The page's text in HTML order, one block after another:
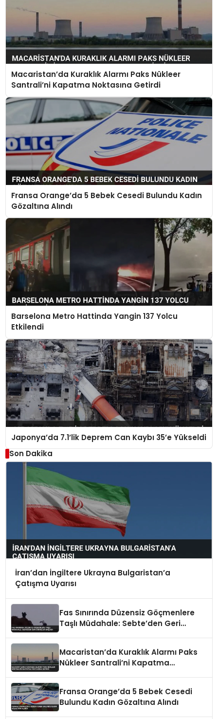
Macaristan’da Kuraklık Alarmı Paks Nükleer
Santrali’ni Kapatma Noktasına Getirdi
Fransa Orange’da 5 Bebek Cesedi Bulundu Kadın
Gözaltına Alındı
Barselona Metro Hattinda Yangin 137 Yolcu
Etkilendi
Japonya’da 7.1’lik Deprem Can Kaybı 35’e Yükseldi
Son Dakika
İran’dan İngiltere Ukrayna Bulgaristan’a
Çatışma Uyarısı
Fas Sınırında Düzensiz Göçmenlere
Taşlı Müdahale: Sebte’den Geri
Macaristan’da Kuraklık Alarmı Paks
Nükleer Santrali’ni Kapatma
Fransa Orange’da 5 Bebek Cesedi
Bulundu Kadın Gözaltına Alındı